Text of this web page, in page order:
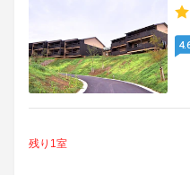
残り1室